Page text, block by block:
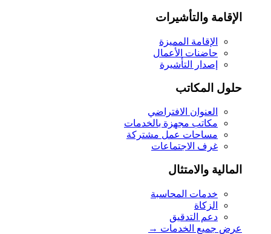
الإقامة والتأشيرات
الإقامة المميزة
حاضنات الأعمال
إصدار التأشيرة
حلول المكاتب
العنوان الافتراضي
مكاتب مجهزة بالخدمات
مساحات عمل مشتركة
غرف الاجتماعات
المالية والامتثال
خدمات المحاسبة
الزكاة
دعم التدقيق
عرض جميع الخدمات →